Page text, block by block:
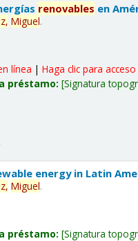
renovables en
Miguel.
línea |Haga clic para
préstamo: Signatura
energy in Latin
Miguel.
préstamo: Signatura